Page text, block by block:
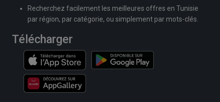
Recherchez facilement les meilleures offres en Tunisie
par région, par catégorie, ou simplement par mots-clés.
Télécharger